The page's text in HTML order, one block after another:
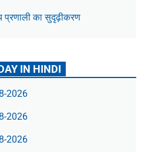
प्रणाली का सुदृढ़ीकरण
IN HINDI
2026
2026
2026